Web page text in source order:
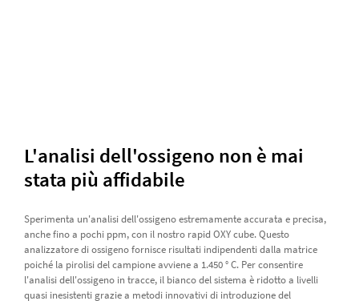
L'analisi dell'ossigeno non è mai
stata più affidabile
Sperimenta un'analisi dell'ossigeno estremamente accurata e precisa,
anche fino a pochi ppm, con il nostro rapid OXY cube. Questo
analizzatore di ossigeno fornisce risultati indipendenti dalla matrice
poiché la pirolisi del campione avviene a 1.450 ° C. Per consentire
l'analisi dell'ossigeno in tracce, il bianco del sistema è ridotto a livelli
quasi inesistenti grazie a metodi innovativi di introduzione del